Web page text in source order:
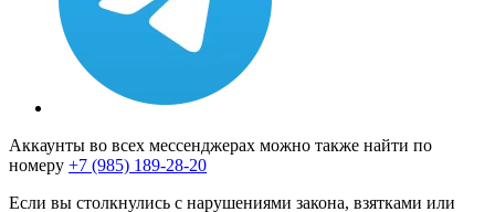
Аккаунты во всех мессенджерах можно также найти по
номеру +7 (985) 189-28-20
Если вы столкнулись с нарушениями закона, взятками или